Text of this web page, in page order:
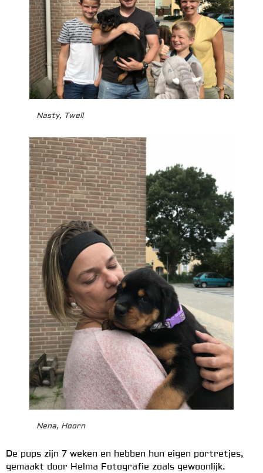
Nasty, Twell
Nena, Hoorn
De pups zijn 7 weken en hebben hun eigen portretjes,
gemaakt door Helma Fotografie zoals gewoonlijk.